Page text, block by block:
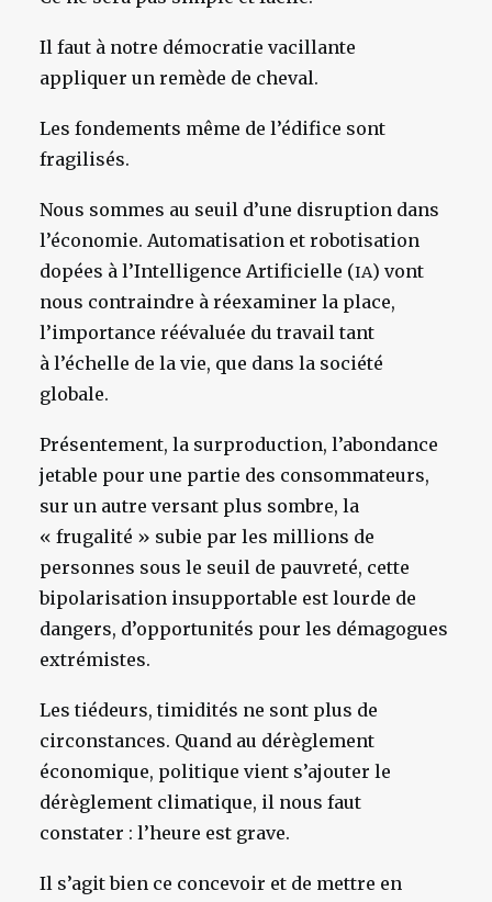
Il faut à notre démocratie vacillante
appliquer un remède de cheval.
Les fondements même de l’édifice sont
fragilisés.
Nous sommes au seuil d’une disruption dans
l’économie. Automatisation et robotisation
dopées à l’Intelligence Artificielle (IA) vont
nous contraindre à réexaminer la place,
l’importance réévaluée du travail tant
à l’échelle de la vie, que dans la société
globale.
Présentement, la surproduction, l’abondance
jetable pour une partie des consommateurs,
sur un autre versant plus sombre, la
« frugalité » subie par les millions de
personnes sous le seuil de pauvreté, cette
bipolarisation insupportable est lourde de
dangers, d’opportunités pour les démagogues
extrémistes.
Les tiédeurs, timidités ne sont plus de
circonstances. Quand au dérèglement
économique, politique vient s’ajouter le
dérèglement climatique, il nous faut
constater : l’heure est grave.
Il s’agit bien ce concevoir et de mettre en